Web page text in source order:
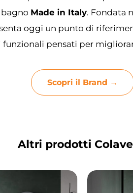
bagno Made in Italy. Fondata
oggi un punto di
pensati per
Scopri il Brand →
Altri prodotti